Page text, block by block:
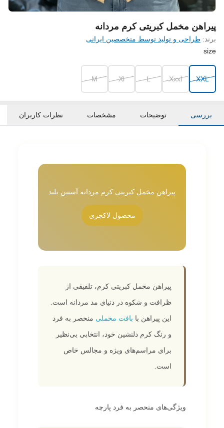
پیراهن مخمل کبریتی کرم مردانه
برند: طراحی و تولید توسط متخصصین ایرانی
size
XXL
Xxxl
L
Xl
M
بررسی توضیحات مشخصات نظرات کاربران
پیراهن مخمل کبریتی کرم مردانه آستین بلند
محصول لاکچری
پیراهن مخمل کبریتی کرم، تلفیقی از
ظرافت و شکوه در دنیای مد مردانه است.
این پیراهن با بافت مخملی منحصر به فرد
و رنگ کرم دلنشین خود، انتخابی بی‌نظیر
برای مراسم‌های ویژه و مجالس خاص
است.
ویژگی‌های منحصر به فرد پارچه